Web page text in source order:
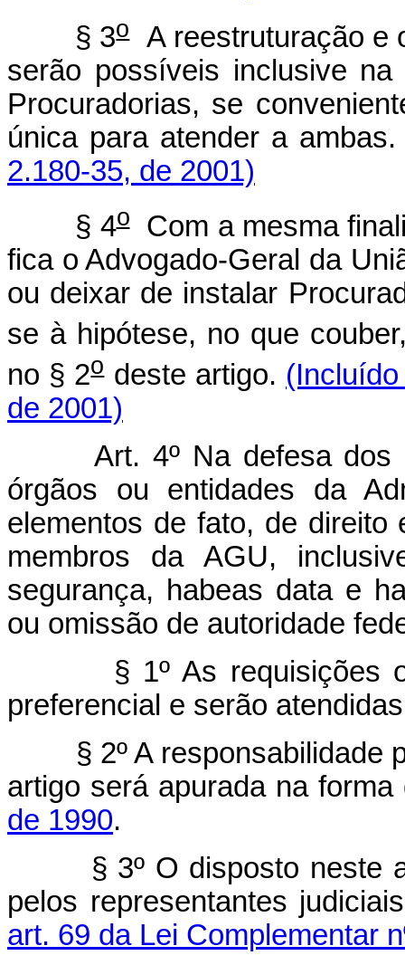
§ 3oA reestruturação e
serão possíveis inclusive
Procuradorias, se
única para atender a
2.180-35, de 2001)
§ 4oCom a mesma
fica o Advogado-Geral da
ou deixar de instalar
se à hipótese, no que
no § 2odeste artigo.
de 2001)
Art. 4º Na defesa dos
órgãos ou entidades da
elementos de fato, de
membros da AGU,
segurança, habeas data e
ou omissão de autoridade
§ 1º As requisições
preferencial e serão
§ 2º A responsabilidade
artigo será apurada na
de 1990.
§ 3º O disposto neste
pelos representantes
art. 69 da Lei Complementar